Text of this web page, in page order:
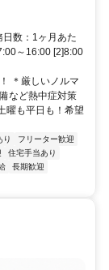
数：1ヶ月あた
～16:00 [2]8:00
＊厳しいノルマ
など熱中症対策
曜も平日も！希望
り
フリーター歓迎
住宅手当あり
長期歓迎